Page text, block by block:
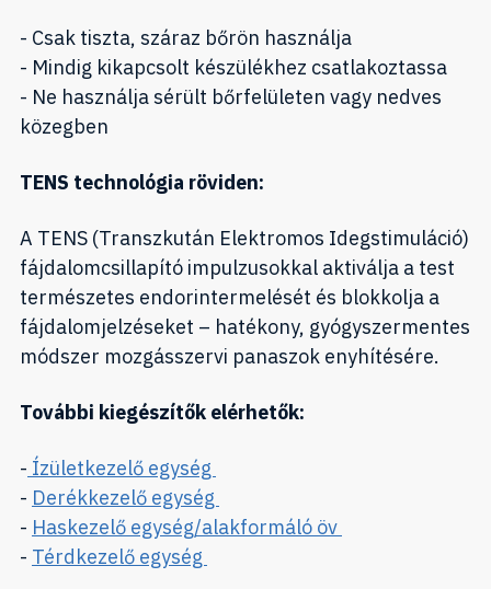
- Csak tiszta, száraz bőrön használja
- Mindig kikapcsolt készülékhez csatlakoztassa
- Ne használja sérült bőrfelületen vagy nedves
közegben
TENS technológia röviden:
A TENS (Transzkután Elektromos Idegstimuláció)
fájdalomcsillapító impulzusokkal aktiválja a test
természetes endorintermelését és blokkolja a
fájdalomjelzéseket – hatékony, gyógyszermentes
módszer mozgásszervi panaszok enyhítésére.
További kiegészítők elérhetők:
- Ízületkezelő egység
- Derékkezelő egység
- Haskezelő egység/alakformáló öv
- Térdkezelő egység